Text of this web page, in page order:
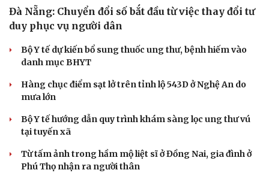
Đà Nẵng: Chuyển đổi số bắt đầu từ việc thay đổi tư
duy phục vụ người dân
Bộ Y tế dự kiến bổ sung thuốc ung thư, bệnh hiếm vào
danh mục BHYT
Hàng chục điểm sạt lở trên tỉnh lộ 543D ở Nghệ An do
mưa lớn
Bộ Y tế hướng dẫn quy trình khám sàng lọc ung thư vú
tại tuyến xã
Từ tấm ảnh trong hầm mộ liệt sĩ ở Đồng Nai, gia đình ở
Phú Thọ nhận ra người thân